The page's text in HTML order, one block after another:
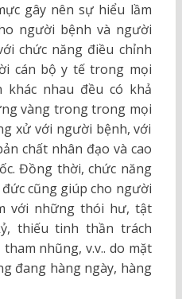
gây nên sự hiểu lầm
người bệnh và người
chức năng điều chỉnh
cán bộ y tế trong mọi
khác nhau đều có khả
vàng trong trong mọi
xử với người bệnh, với
chất nhân đạo và cao
Đồng thời, chức năng
cũng giúp cho người
với những thói hư, tật
thiếu tinh thần trách
nhũng, v.v.. do mặt
đang hàng ngày, hàng